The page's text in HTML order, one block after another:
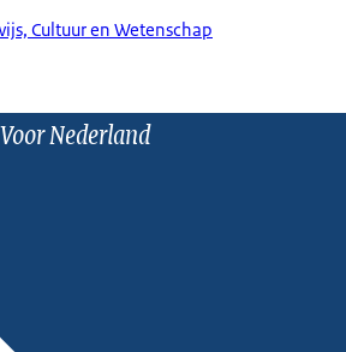
Cultuur en Wetenschap
Nederland